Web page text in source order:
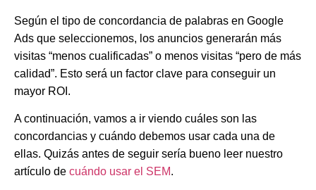
Según el tipo de concordancia de palabras en Google
Ads que seleccionemos, los anuncios generarán más
visitas “menos cualificadas” o menos visitas “pero de más
calidad”. Esto será un factor clave para conseguir un
mayor ROI .
A continuación, vamos a ir viendo cuáles son las
concordancias y cuándo debemos usar cada una de
ellas. Quizás antes de seguir sería bueno leer nuestro
artículo de cuándo usar el SEM.